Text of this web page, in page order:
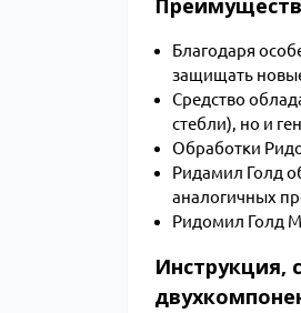
Благодаря
защищать
Средство
стебли), но и
Обработки
Ридамил Голд
аналогичных
Ридомил Голд
Инструкция,